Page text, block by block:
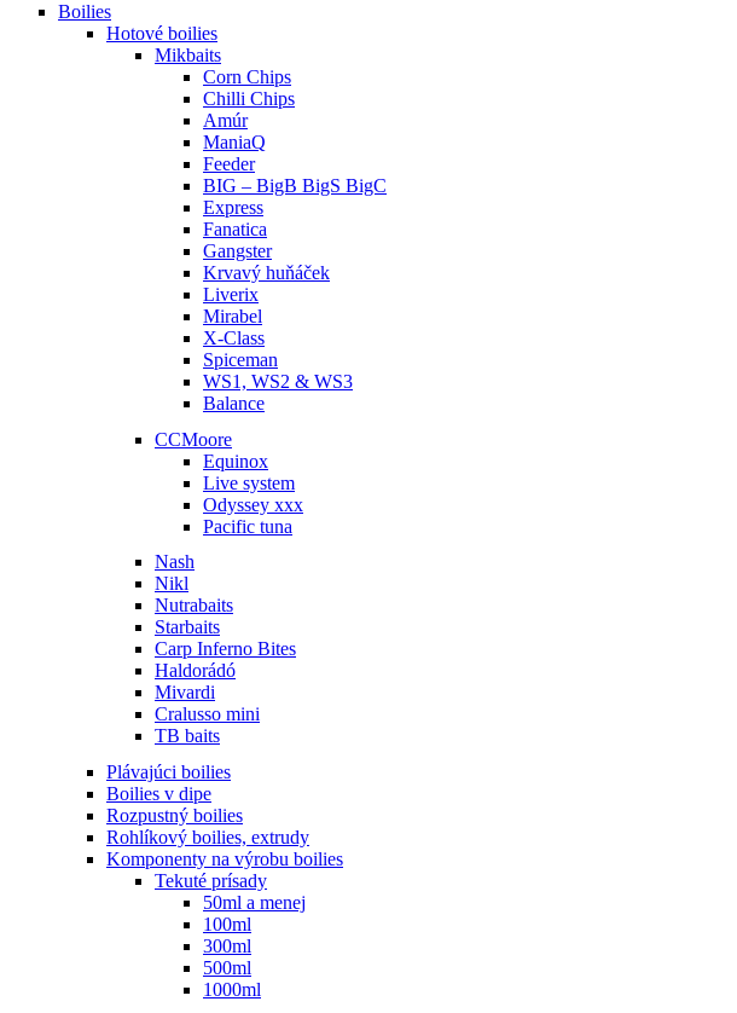
Boilies
Hotové boilies
Mikbaits
Corn Chips
Chilli Chips
Amúr
ManiaQ
Feeder
BIG – BigB BigS BigC
Express
Fanatica
Gangster
Krvavý huňáček
Liverix
Mirabel
X-Class
Spiceman
WS1, WS2 & WS3
Balance
CCMoore
Equinox
Live system
Odyssey xxx
Pacific tuna
Nash
Nikl
Nutrabaits
Starbaits
Carp Inferno Bites
Haldorádó
Mivardi
Cralusso mini
TB baits
Plávajúci boilies
Boilies v dipe
Rozpustný boilies
Rohlíkový boilies, extrudy
Komponenty na výrobu boilies
Tekuté prísady
50ml a menej
100ml
300ml
500ml
1000ml